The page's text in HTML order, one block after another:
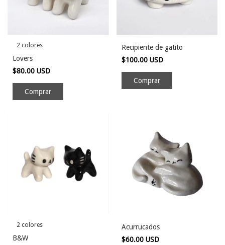
2 colores
Lovers
$80.00 USD
Comprar
Recipiente de gatito
$100.00 USD
2 colores
B&W
Acurrucados
$60.00 USD